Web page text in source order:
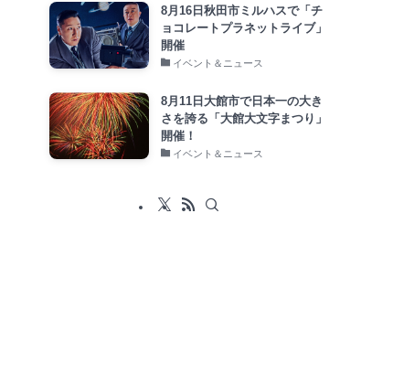
8月16日秋田市ミルハスで「チ
ョコレートプラネットライブ」
開催
イベント＆ニュース
8月11日大館市で日本一の大き
さを誇る「大館大文字まつり」
開催！
イベント＆ニュース